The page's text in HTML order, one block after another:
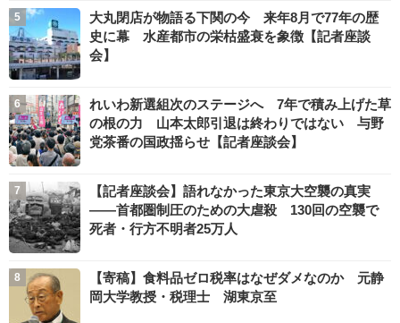
大丸閉店が物語る下関の今 来年8月で77年の歴
史に幕 水産都市の栄枯盛衰を象徴【記者座談
会】
れいわ新選組次のステージへ 7年で積み上げた草
の根の力 山本太郎引退は終わりではない 与野
党茶番の国政揺らせ【記者座談会】
【記者座談会】語れなかった東京大空襲の真実
――首都圏制圧のための大虐殺 130回の空襲で
死者・行方不明者25万人
【寄稿】食料品ゼロ税率はなぜダメなのか 元静
岡大学教授・税理士 湖東京至